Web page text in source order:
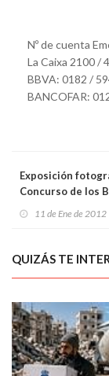
Nº de cuenta
La Caixa 2100 /
BBVA: 0182 /
BANCOFAR:
Exposición
Concurso de los
11 de Ene de 2012
QUIZÁS TE